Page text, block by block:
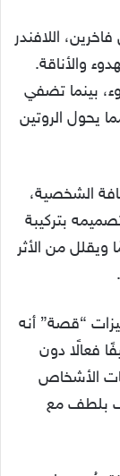
اللافندر
والأناقة.
بينما تضفي
يحول الروتين
الشخصية،
بتركيبة
ويقلل من الأثر
“قصة” أنه
فعالًا دون
الأشخاص
بلطف مع